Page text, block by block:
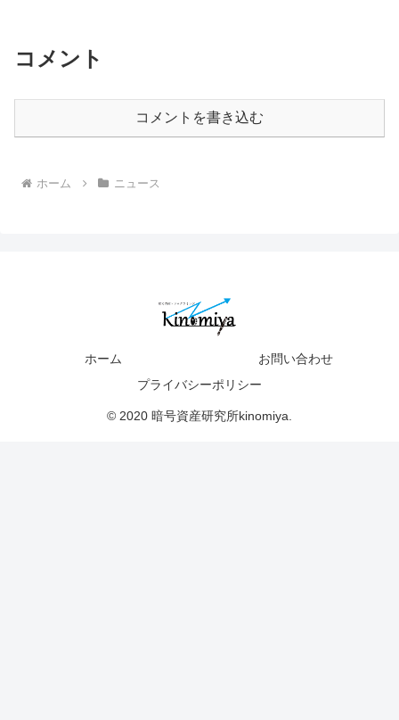
コメント
コメントを書き込む
ホーム ニュース
ホーム
お問い合わせ
プライバシーポリシー
© 2020 暗号資産研究所kinomiya.